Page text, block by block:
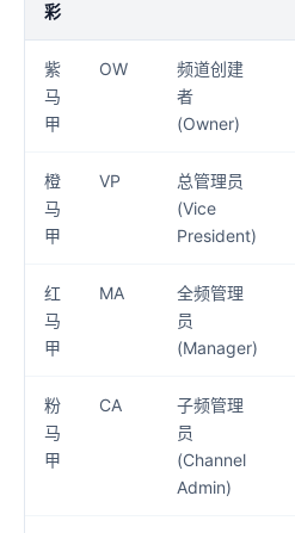
彩
紫
马
甲
OW
频道创建
者
(Owner)
橙
马
甲
VP
总管理员
(Vice
President)
红
马
甲
MA
全频管理
员
(Manager)
粉
马
甲
CA
子频管理
员
(Channel
Admin)